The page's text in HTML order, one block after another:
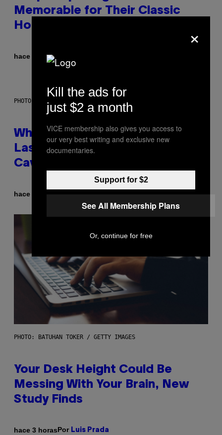
Memorable for Their Classic
Hooks
hace 3 horas
PHOTO: NASA; DR PIXEL / GETTY IMAGES
Why NASA Wants to Send a
Laser-Powered Drone Into
Caves Beneath the Moon
hace 3 horasPorLuis Prada
PHOTO: BATUHAN TOKER / GETTY IMAGES
Your Desk Height Could Be
Messing With Your Brain, New
Study Finds
hace 3 horasPor Luis Prada
×
Kill the ads for
just $2 a month
VICE membership also gives you access to
our very best writing and exclusive new
documentaries.
Support for $2
See All Membership Plans
Or, continue for free